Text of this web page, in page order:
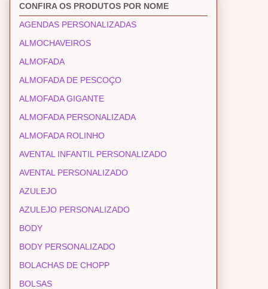
CONFIRA OS PRODUTOS POR NOME
AGENDAS PERSONALIZADAS
ALMOCHAVEIROS
ALMOFADA
ALMOFADA DE PESCOÇO
ALMOFADA GIGANTE
ALMOFADA PERSONALIZADA
ALMOFADA ROLINHO
AVENTAL INFANTIL PERSONALIZADO
AVENTAL PERSONALIZADO
AZULEJO
AZULEJO PERSONALIZADO
BODY
BODY PERSONALIZADO
BOLACHAS DE CHOPP
BOLSAS